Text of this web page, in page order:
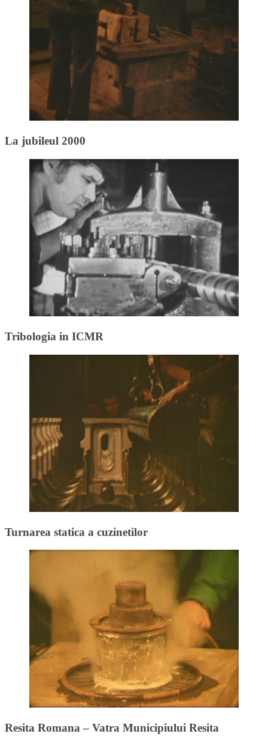
La jubileul 2000
Tribologia in ICMR
Turnarea statica a cuzinetilor
Resita Romana – Vatra Municipiului Resita